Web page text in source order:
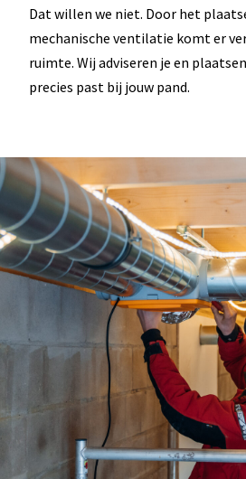
Dat willen we niet. Door het
mechanische ventilatie komt er
ruimte. Wij adviseren je en
precies past bij jouw pand.